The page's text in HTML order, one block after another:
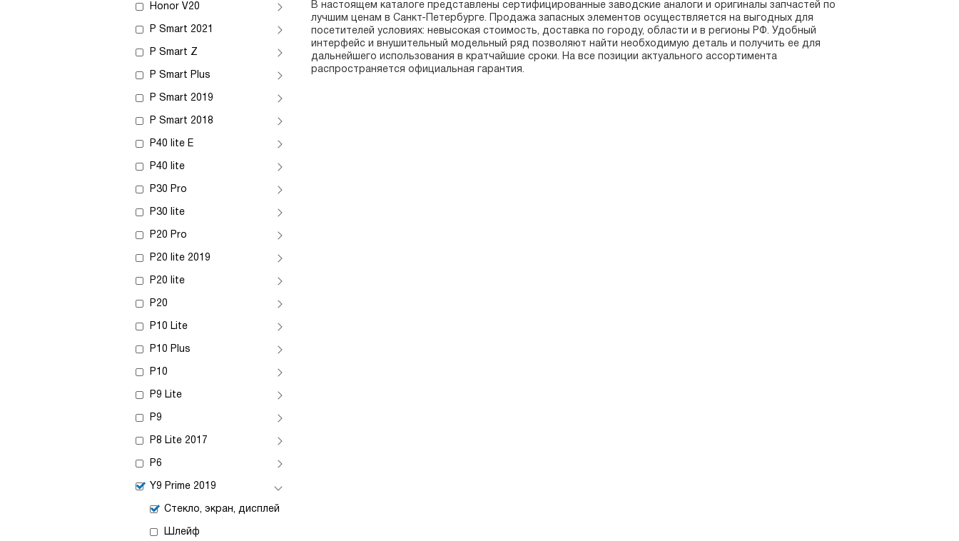
Honor V20
P Smart 2021
P Smart Z
P Smart Plus
P Smart 2019
P Smart 2018
P40 lite E
P40 lite
P30 Pro
P30 lite
P20 Pro
P20 lite 2019
P20 lite
P20
P10 Lite
P10 Plus
P10
P9 Lite
P9
P8 Lite 2017
P6
Y9 Prime 2019
Стекло, экран, дисплей
Шлейф
В настоящем каталоге представлены сертифицированные заводские аналоги и оригиналы запчастей по
лучшим ценам в Санкт-Петербурге. Продажа запасных элементов осуществляется на выгодных для
посетителей условиях: невысокая стоимость, доставка по городу, области и в регионы РФ. Удобный
интерфейс и внушительный модельный ряд позволяют найти необходимую деталь и получить ее для
дальнейшего использования в кратчайшие сроки. На все позиции актуального ассортимента
распространяется официальная гарантия.